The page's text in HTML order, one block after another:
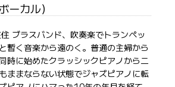
ーカル）
ブラスバンド、吹奏楽でトランペッ
暫く音楽から遠のく。普通の主婦から
時に始めたクラッシックピアノから二
ままならない状態でジャズピアノに転